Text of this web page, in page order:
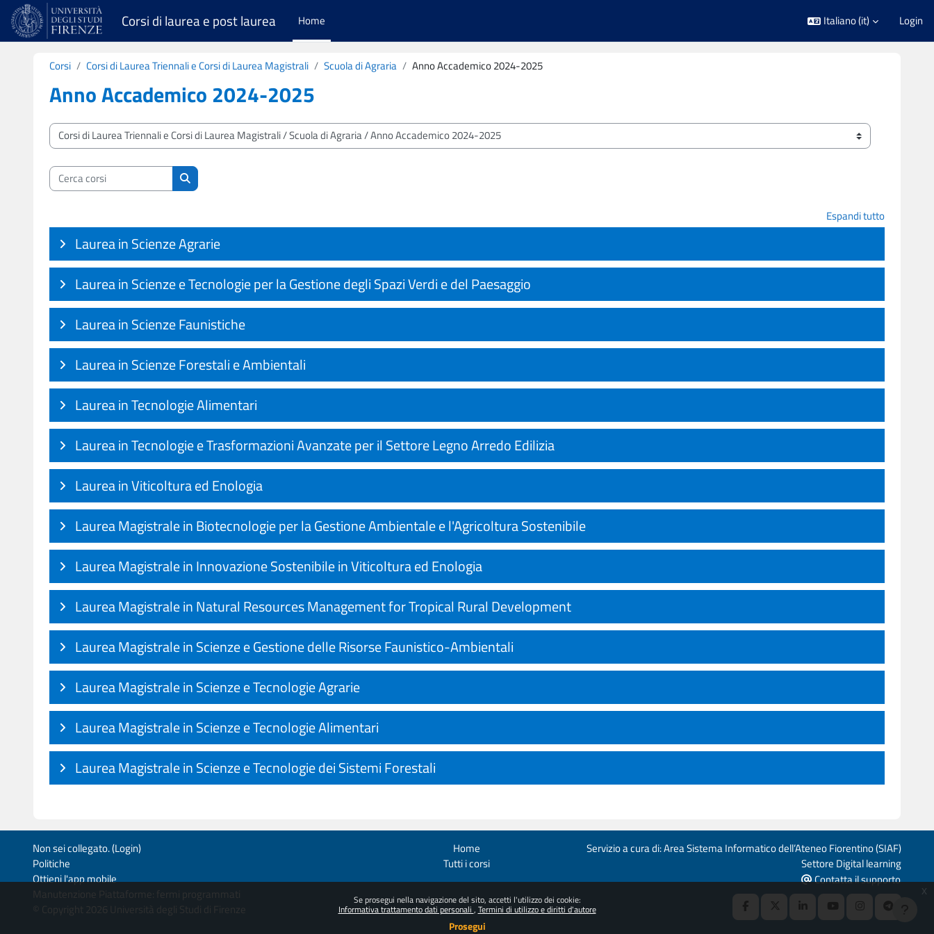
Vai al contenuto principale
Se prosegui nella navigazione del sito, accetti l'utilizzo dei cookie:
Informativa trattamento dati personali Termini di utilizzo e diritti d'autore
Prosegui
x
Corsi di laurea e post laurea Home Italiano ‎(it)‎ Login
Corsi Corsi di Laurea Triennali e Corsi di Laurea Magistrali Scuola di Agraria Anno Accademico 2024-2025
Anno Accademico 2024-2025
Categorie di corso
Cerca corsi
Cerca corsi
Espandi tutto
Laurea in Scienze Agrarie
Laurea in Scienze e Tecnologie per la Gestione degli Spazi Verdi e del Paesaggio
Laurea in Scienze Faunistiche
Laurea in Scienze Forestali e Ambientali
Laurea in Tecnologie Alimentari
Laurea in Tecnologie e Trasformazioni Avanzate per il Settore Legno Arredo Edilizia
Laurea in Viticoltura ed Enologia
Laurea Magistrale in Biotecnologie per la Gestione Ambientale e l'Agricoltura Sostenibile
Laurea Magistrale in Innovazione Sostenibile in Viticoltura ed Enologia
Laurea Magistrale in Natural Resources Management for Tropical Rural Development
Laurea Magistrale in Scienze e Gestione delle Risorse Faunistico-Ambientali
Laurea Magistrale in Scienze e Tecnologie Agrarie
Laurea Magistrale in Scienze e Tecnologie Alimentari
Laurea Magistrale in Scienze e Tecnologie dei Sistemi Forestali
Non sei collegato. (Login)
Politiche
Ottieni l'app mobile
Manutenzione Piattaforme: fermi programmati
© Copyright 2026 Università degli Studi di Firenze
Home
Tutti i corsi
Servizio a cura di: Area Sistema Informatico dell’Ateneo Fiorentino (SIAF)
Settore Digital learning
Contatta il supporto